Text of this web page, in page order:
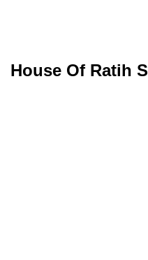
House Of Ratih S